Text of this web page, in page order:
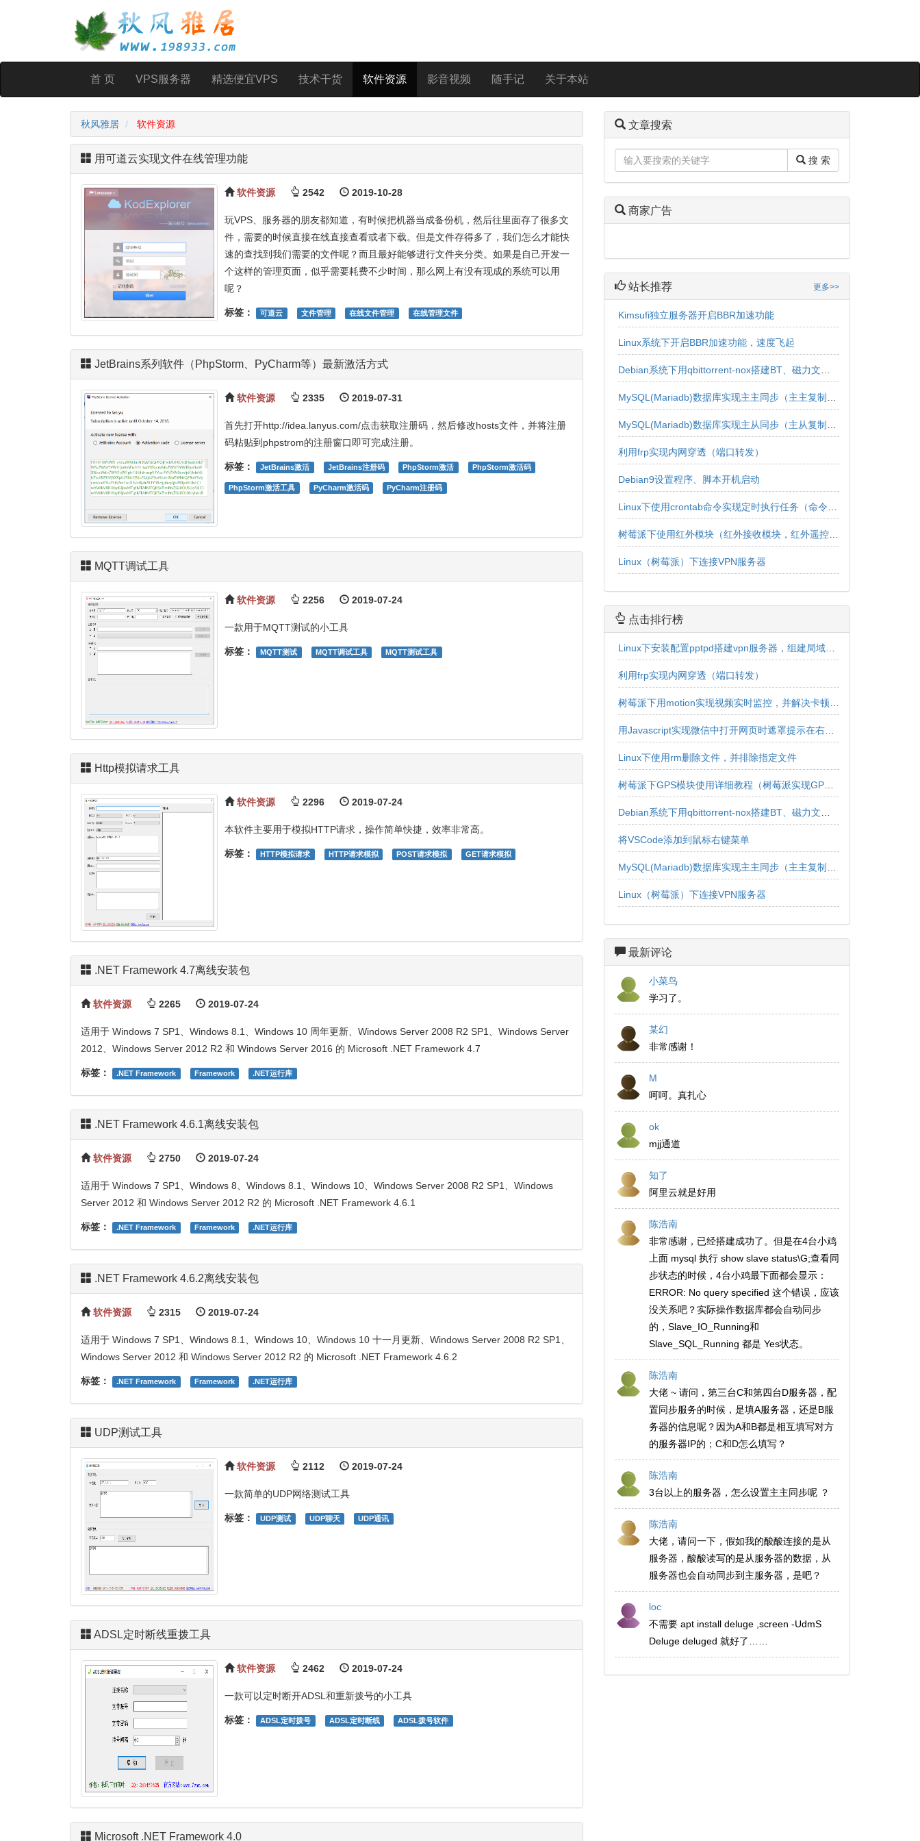
首 页 VPS服务器 精选便宜VPS 技术干货 软件资源 影音视频 随手记 关于本站
秋风雅居 软件资源
用可道云实现文件在线管理功能
软件资源 2542 2019-10-28
玩VPS、服务器的朋友都知道，有时候把机器当成备份机，然后往里面存了很多文
件，需要的时候直接在线直接查看或者下载。但是文件存得多了，我们怎么才能快
速的查找到我们需要的文件呢？而且最好能够进行文件夹分类。如果是自己开发一
个这样的管理页面，似乎需要耗费不少时间，那么网上有没有现成的系统可以用
呢？
标签： 可道云 文件管理 在线文件管理 在线管理文件
JetBrains系列软件（PhpStorm、PyCharm等）最新激活方式
软件资源 2335 2019-07-31
首先打开http://idea.lanyus.com/点击获取注册码，然后修改hosts文件，并将注册
码粘贴到phpstrom的注册窗口即可完成注册。
标签： JetBrains激活 JetBrains注册码 PhpStorm激活 PhpStorm激活码
PhpStorm激活工具 PyCharm激活码 PyCharm注册码
MQTT调试工具
软件资源 2256 2019-07-24
一款用于MQTT测试的小工具
标签： MQTT测试 MQTT调试工具 MQTT测试工具
Http模拟请求工具
软件资源 2296 2019-07-24
本软件主要用于模拟HTTP请求，操作简单快捷，效率非常高。
标签： HTTP模拟请求 HTTP请求模拟 POST请求模拟 GET请求模拟
.NET Framework 4.7离线安装包
软件资源 2265 2019-07-24
适用于 Windows 7 SP1、Windows 8.1、Windows 10 周年更新、Windows Server 2008 R2 SP1、Windows Server
2012、Windows Server 2012 R2 和 Windows Server 2016 的 Microsoft .NET Framework 4.7
标签： .NET Framework Framework .NET运行库
.NET Framework 4.6.1离线安装包
软件资源 2750 2019-07-24
适用于 Windows 7 SP1、Windows 8、Windows 8.1、Windows 10、Windows Server 2008 R2 SP1、Windows
Server 2012 和 Windows Server 2012 R2 的 Microsoft .NET Framework 4.6.1
标签： .NET Framework Framework .NET运行库
.NET Framework 4.6.2离线安装包
软件资源 2315 2019-07-24
适用于 Windows 7 SP1、Windows 8.1、Windows 10、Windows 10 十一月更新、Windows Server 2008 R2 SP1、
Windows Server 2012 和 Windows Server 2012 R2 的 Microsoft .NET Framework 4.6.2
标签： .NET Framework Framework .NET运行库
UDP测试工具
软件资源 2112 2019-07-24
一款简单的UDP网络测试工具
标签： UDP测试 UDP聊天 UDP通讯
ADSL定时断线重拨工具
软件资源 2462 2019-07-24
一款可以定时断开ADSL和重新拨号的小工具
标签： ADSL定时拨号 ADSL定时断线 ADSL拨号软件
Microsoft .NET Framework 4.0
文章搜索
搜 索
商家广告
站长推荐 更多>>
Kimsufi独立服务器开启BBR加速功能
Linux系统下开启BBR加速功能，速度飞起
利用frp实现内网穿透（端口转发）
Debian9设置程序、脚本开机启动
Linux（树莓派）下连接VPN服务器
点击排行榜
利用frp实现内网穿透（端口转发）
Linux下使用rm删除文件，并排除指定文件
将VSCode添加到鼠标右键菜单
Linux（树莓派）下连接VPN服务器
最新评论
小菜鸟
学习了。
某幻
非常感谢！
M
呵呵。真扎心
ok
mjj通道
知了
阿里云就是好用
陈浩南
非常感谢，已经搭建成功了。但是在4台小鸡
上面 mysql 执行 show slave status\G;查看同
步状态的时候，4台小鸡最下面都会显示：
ERROR: No query specified 这个错误，应该
没关系吧？实际操作数据库都会自动同步
的，Slave_IO_Running和
Slave_SQL_Running 都是 Yes状态。
陈浩南
大佬 ~ 请问，第三台C和第四台D服务器，配
置同步服务的时候，是填A服务器，还是B服
务器的信息呢？因为A和B都是相互填写对方
的服务器IP的；C和D怎么填写？
陈浩南
3台以上的服务器，怎么设置主主同步呢 ？
陈浩南
大佬，请问一下，假如我的酸酸连接的是从
服务器，酸酸读写的是从服务器的数据，从
服务器也会自动同步到主服务器，是吧？
loc
不需要 apt install deluge ,screen -UdmS
Deluge deluged 就好了……